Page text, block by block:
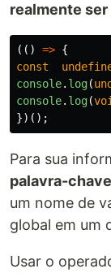
realmente
(() => {
const
console. log(
console. log(
})();
Para sua
palavra-
um nome de
global em um
Usar o